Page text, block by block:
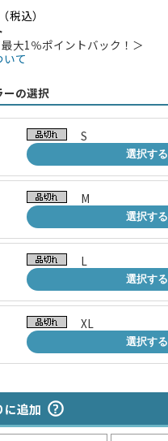
（税込）
大1％ポイントバック！＞
て
ーの選択
S
選択する
M
選択する
L
選択する
XL
選択する
に追加